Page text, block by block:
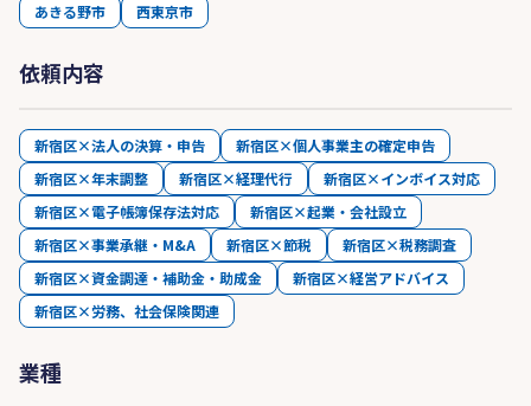
あきる野市
西東京市
依頼内容
新宿区×法人の決算・申告
新宿区×個人事業主の確定申告
新宿区×年末調整
新宿区×経理代行
新宿区×インボイス対応
新宿区×電子帳簿保存法対応
新宿区×起業・会社設立
新宿区×事業承継・M&A
新宿区×節税
新宿区×税務調査
新宿区×資金調達・補助金・助成金
新宿区×経営アドバイス
新宿区×労務、社会保険関連
業種